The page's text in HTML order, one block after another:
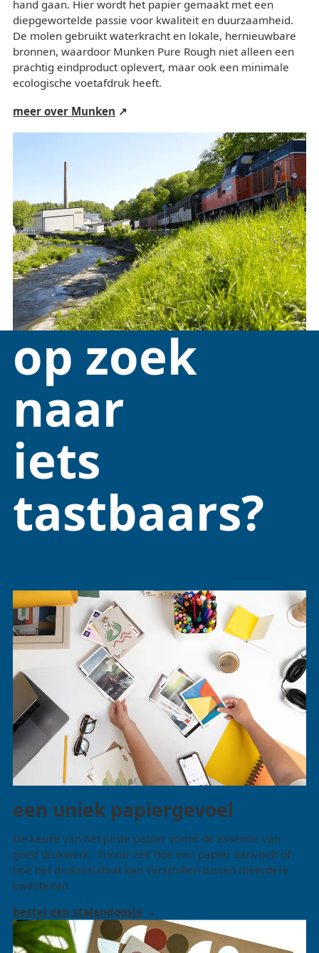
hand gaan. Hier wordt het papier gemaakt met een
diepgewortelde passie voor kwaliteit en duurzaamheid.
De molen gebruikt waterkracht en lokale, hernieuwbare
bronnen, waardoor Munken Pure Rough niet alleen een
prachtig eindproduct oplevert, maar ook een minimale
ecologische voetafdruk heeft.
meer over Munken
op zoek
naar
iets
tastbaars?
een uniek papiergevoel
De keuze van het juiste papier vormt de essentie van
goed drukwerk. Ervaar zelf hoe een papier aanvoelt of
hoe het drukresultaat kan verschillen tussen meerdere
kwaliteiten.
bestel een stalendoosje